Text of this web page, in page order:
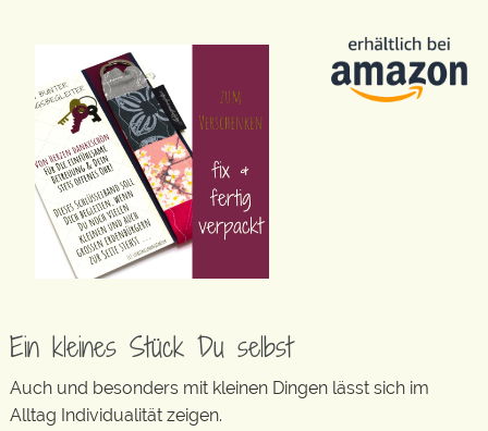
Ein kleines Stück Du selbst
Auch und besonders mit kleinen Dingen lässt sich im
Alltag Individualität zeigen.